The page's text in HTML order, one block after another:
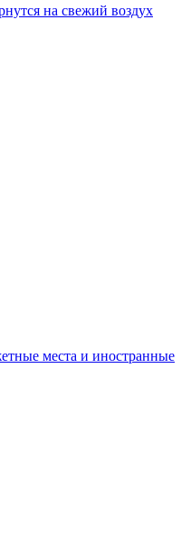
на свежий воздух
места и иностранные